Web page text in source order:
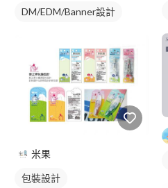
DM/EDM/Banner設計
米果
包裝設計